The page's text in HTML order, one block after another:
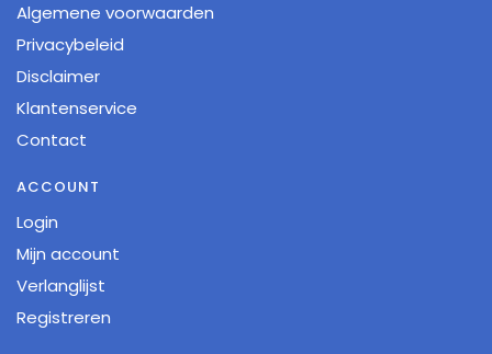
Algemene voorwaarden
Privacybeleid
Disclaimer
Klantenservice
Contact
ACCOUNT
Login
Mijn account
Verlanglijst
Registreren